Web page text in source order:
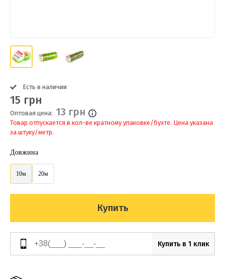
Есть в наличии
15 грн
Оптовая цена: 13 грн
Товар отпускается в кол-ве кратному упаковке/бухте. Цена указана
за штуку/метр.
Довжина
10м 20м
Купить
Купить в 1 клик